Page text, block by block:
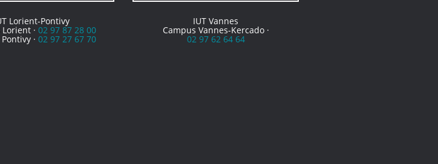
Lorient-Pontivy
· 02 97 87 28 00
·02 97 27 67 70
IUT Vannes
Campus Vannes-Kercado ·
02 97 62 64 64